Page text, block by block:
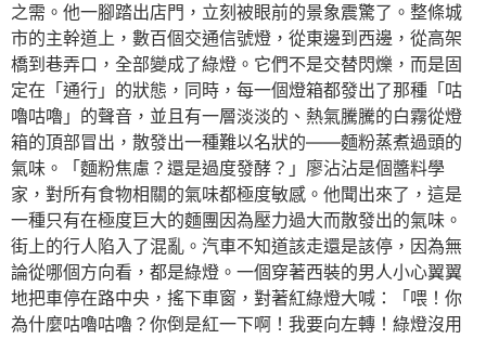
之需。他一腳踏出店門，立刻被眼前的景象震驚了。整條城
市的主幹道上，數百個交通信號燈，從東邊到西邊，從高架
橋到巷弄口，全部變成了綠燈。它們不是交替閃爍，而是固
定在「通行」的狀態，同時，每一個燈箱都發出了那種「咕
嚕咕嚕」的聲音，並且有一層淡淡的、熱氣騰騰的白霧從燈
箱的頂部冒出，散發出一種難以名狀的——麵粉蒸煮過頭的
氣味。「麵粉焦慮？還是過度發酵？」廖沾沾是個醬料學
家，對所有食物相關的氣味都極度敏感。他聞出來了，這是
一種只有在極度巨大的麵團因為壓力過大而散發出的氣味。
街上的行人陷入了混亂。汽車不知道該走還是該停，因為無
論從哪個方向看，都是綠燈。一個穿著西裝的男人小心翼翼
地把車停在路中央，搖下車窗，對著紅綠燈大喊：「喂！你
為什麼咕嚕咕嚕？你倒是紅一下啊！我要向左轉！綠燈沒用